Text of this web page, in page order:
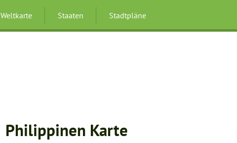
Weltkarte Staaten Stadtpläne
Philippinen Karte